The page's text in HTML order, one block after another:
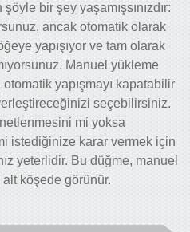
bir şey yaşamışsınızdır:
ancak otomatik olarak
yapışıyor ve tam olarak
Manuel yükleme
yapışmayı kapatabilir
seçebilirsiniz.
mi yoksa
istediğinize karar vermek için
yeterlidir. Bu düğme, manuel
köşede görünür.